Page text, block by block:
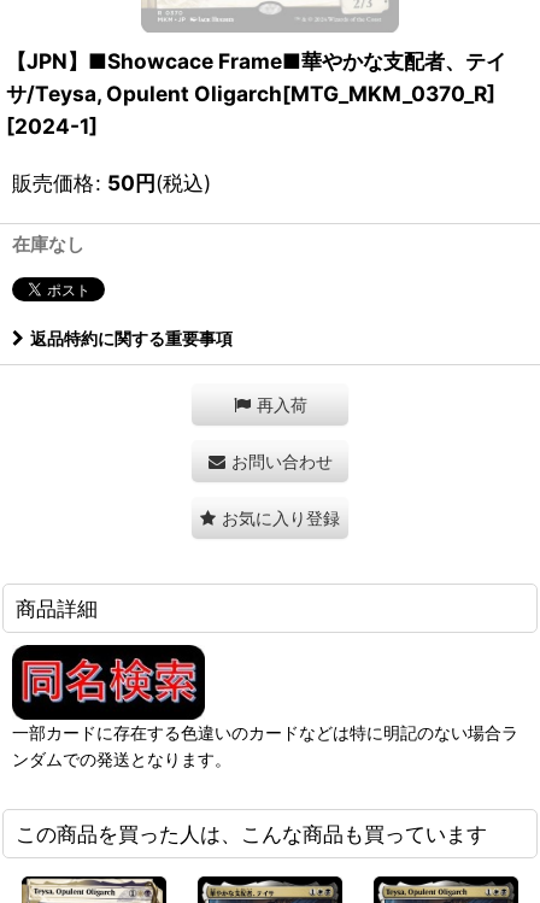
【JPN】■Showcace Frame■華やかな支配者、テイ
サ/Teysa, Opulent Oligarch[MTG_MKM_0370_R]
[2024-1]
販売価格: 50円(税込)
在庫なし
返品特約に関する重要事項
再入荷
お問い合わせ
お気に入り登録
商品詳細
一部カードに存在する色違いのカードなどは特に明記のない場合ラ
ンダムでの発送となります。
この商品を買った人は、こんな商品も買っています